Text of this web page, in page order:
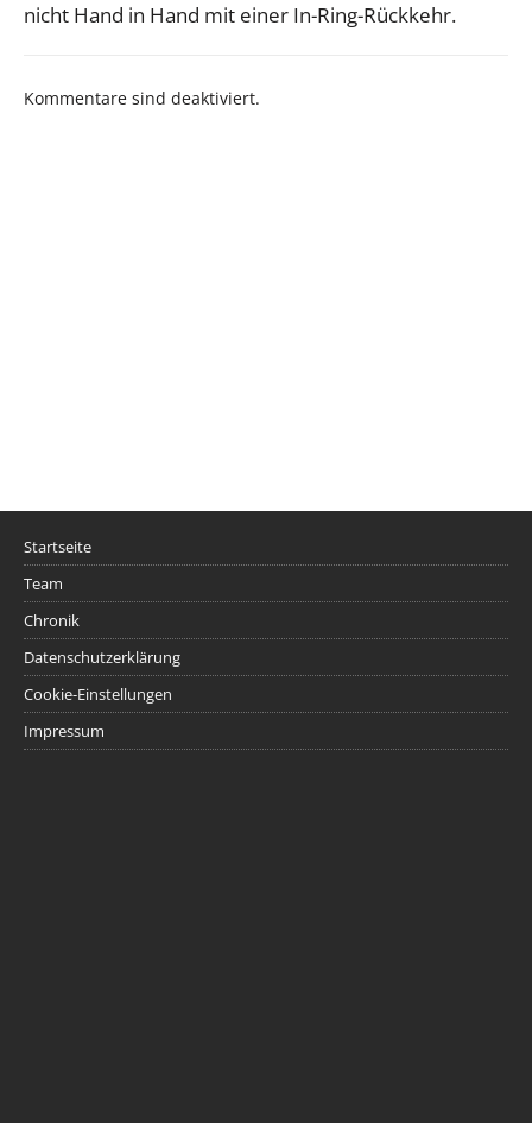
nicht Hand in Hand mit einer In-Ring-Rückkehr.
Kommentare sind deaktiviert.
Startseite
Team
Chronik
Datenschutzerklärung
Cookie-Einstellungen
Impressum